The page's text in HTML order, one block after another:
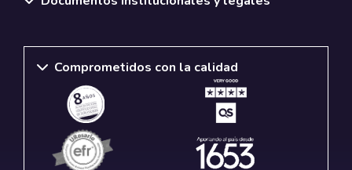
Comprometidos con la calidad